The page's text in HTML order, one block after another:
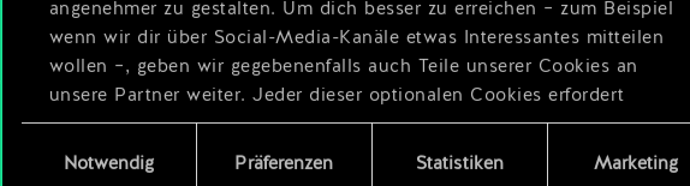
angenehmer zu gestalten. Um dich besser zu erreichen – zum Beispiel
wenn wir dir über Social-Media-Kanäle etwas Interessantes mitteilen
wollen –, geben wir gegebenenfalls auch Teile unserer Cookies an
unsere Partner weiter. Jeder dieser optionalen Cookies erfordert
allerdings deine Zustimmung.
Notwendig
Präferenzen Statistiken Marketing